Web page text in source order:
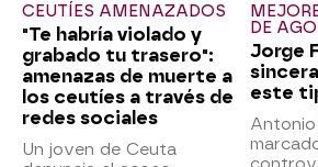
CEUTÍES AMENAZADOS
"Te habría violado y
grabado tu trasero":
amenazas de muerte a
los ceutíes a través de
redes sociales
Un joven de Ceuta
DE
Jorge
este